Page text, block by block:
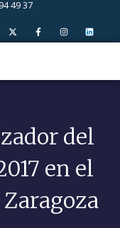
49 37
del
en el